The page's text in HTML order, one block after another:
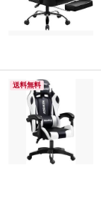
送料無料